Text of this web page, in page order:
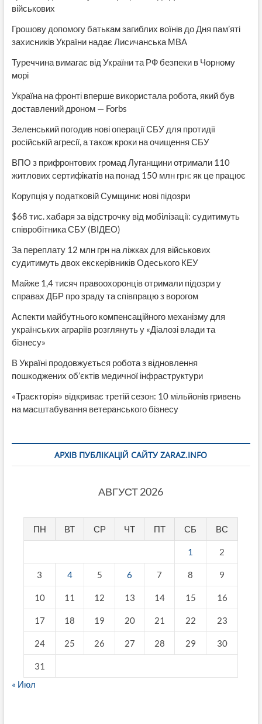
військових
Грошову допомогу батькам загиблих воїнів до Дня пам’яті
захисників України надає Лисичанська МВА
Туреччина вимагає від України та РФ безпеки в Чорному
морі
Україна на фронті вперше використала робота, який був
доставлений дроном — Forbs
Зеленський погодив нові операції СБУ для протидії
російській агресії, а також кроки на очищення СБУ
ВПО з прифронтових громад Луганщини отримали 110
житлових сертифікатів на понад 150 млн грн: як це працює
Корупція у податковій Сумщини: нові підозри
$68 тис. хабаря за відстрочку від мобілізації: судитимуть
співробітника СБУ (ВІДЕО)
За переплату 12 млн грн на ліжках для військових
судитимуть двох екскерівників Одеського КЕУ
Майже 1,4 тисяч правоохоронців отримали підозри у
справах ДБР про зраду та співпрацю з ворогом
Аспекти майбутнього компенсаційного механізму для
українських аграріїв розглянуть у «Діалозі влади та
бізнесу»
В Україні продовжується робота з відновлення
пошкоджених об’єктів медичної інфраструктури
«Траєкторія» відкриває третій сезон: 10 мільйонів гривень
на масштабування ветеранського бізнесу
АРХІВ ПУБЛІКАЦІЙ САЙТУ ZARAZ.INFO
АВГУСТ 2026
ПН ВТ СР ЧТ ПТ СБ ВС
1 2
3 4 5 6 7 8 9
10 11 12 13 14 15 16
17 18 19 20 21 22 23
24 25 26 27 28 29 30
31
« Июл